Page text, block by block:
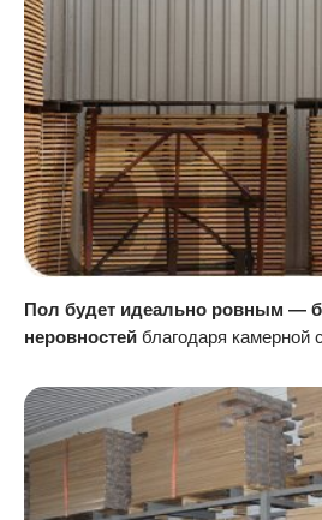
Пол будет идеально ровным —
неровностей благодаря камерной